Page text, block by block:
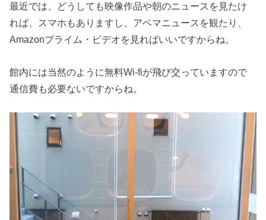
最近では、どうしても映像作品や朝のニュースを見たけ
れば、スマホもありますし、アベマニュースを観たり、
Amazonプライム・ビデオを見ればいいですからね。
館内には当然のように無料Wi-fiが飛び交っていますので
通信費も必要ないですからね。